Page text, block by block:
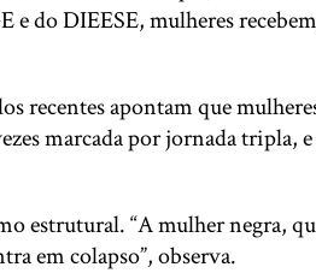
do DIEESE, mulheres
recentes apontam que
marcada por jornada
estrutural. “A mulher negra,
em colapso”, observa.